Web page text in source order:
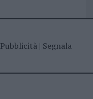
Pubblicità| Segnala